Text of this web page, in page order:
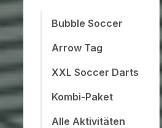
Bubble Soccer
Arrow Tag
XXL Soccer Darts
Kombi-Paket
Alle Aktivitäten